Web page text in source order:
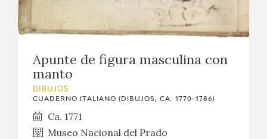
Apunte de figura masculina con
manto
DIBUJOS
CUADERNO ITALIANO (DIBUJOS, CA. 1770-1786)
Ca. 1771
Museo Nacional del Prado